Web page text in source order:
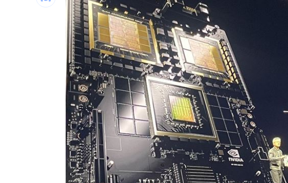
飲料空盒找嘸地方丟 騎車咬著遭攔查槓警
63歲章小蕙吐露心聲：後悔當年嫁給鍾鎮濤
白海豚颱風擺盪逼近！雨到「這時」才趨緩 00:19
台灣彩券開獎直播中 20:31
LIVE三立+24小時直播 15:27
三立iNEWS新聞台線上直播 18:00
商場戰國來臨 台中「頂奢大道」逐漸成形 12:00
台彩父親節推新刮刮樂千萬頭獎超「爸」氣 12:00